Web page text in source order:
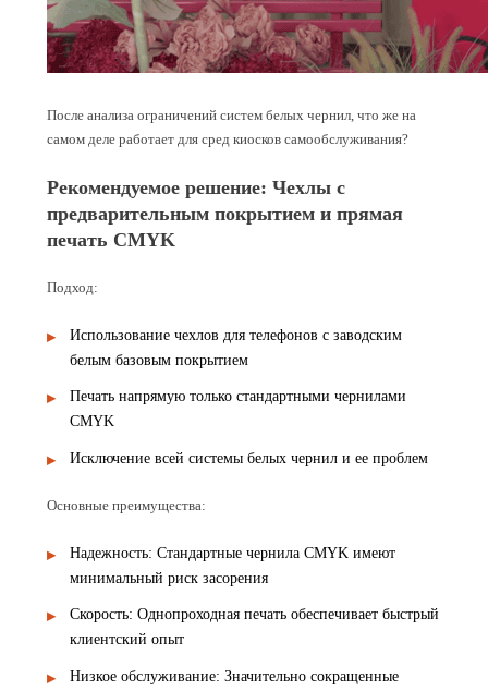
После анализа ограничений систем белых чернил, что же на
самом деле работает для сред киосков самообслуживания?
Рекомендуемое решение: Чехлы с
предварительным покрытием и прямая
печать CMYK
Подход:
Использование чехлов для телефонов с заводским
белым базовым покрытием
Печать напрямую только стандартными чернилами
CMYK
Исключение всей системы белых чернил и ее проблем
Основные преимущества:
Надежность: Стандартные чернила CMYK имеют
минимальный риск засорения
Скорость: Однопроходная печать обеспечивает быстрый
клиентский опыт
Низкое обслуживание: Значительно сокращенные